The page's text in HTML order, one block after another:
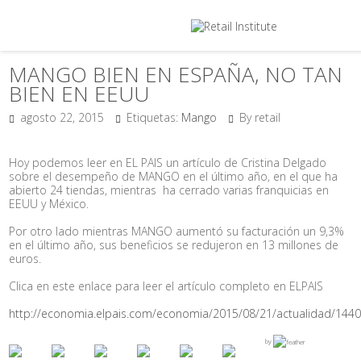
MANGO BIEN EN ESPAÑA, NO TAN
BIEN EN EEUU
agosto 22, 2015 Etiquetas: Mango By retail
Hoy podemos leer en EL PAIS un artículo de Cristina Delgado
sobre el desempeño de MANGO en el último año, en el que ha
abierto 24 tiendas, mientras ha cerrado varias franquicias en
EEUU y México.
Por otro lado mientras MANGO aumentó su facturación un 9,3%
en el último año, sus beneficios se redujeron en 13 millones de
euros.
Clica en este enlace para leer el artículo completo en ELPAIS
http://economia.elpais.com/economia/2015/08/21/actualidad/
by